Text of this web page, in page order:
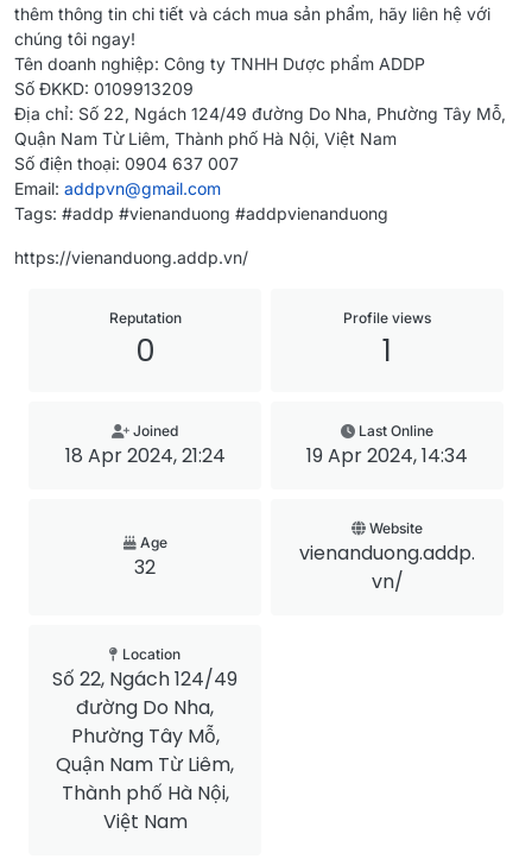
thêm thông tin chi tiết và cách mua sản phẩm, hãy liên hệ với
chúng tôi ngay!
Tên doanh nghiệp: Công ty TNHH Dược phẩm ADDP
Số ĐKKD: 0109913209
Địa chỉ: Số 22, Ngách 124/49 đường Do Nha, Phường Tây Mỗ,
Quận Nam Từ Liêm, Thành phố Hà Nội, Việt Nam
Số điện thoại: 0904 637 007
Email: addpvn@gmail.com
Tags: #addp #vienanduong #addpvienanduong
https://vienanduong.addp.vn/
Reputation
0
Profile views
1
Joined
18 Apr 2024, 21:24
Last Online
19 Apr 2024, 14:34
Age
32
Website
vienanduong.addp.
vn/
Location
Số 22, Ngách 124/49
đường Do Nha,
Phường Tây Mỗ,
Quận Nam Từ Liêm,
Thành phố Hà Nội,
Việt Nam